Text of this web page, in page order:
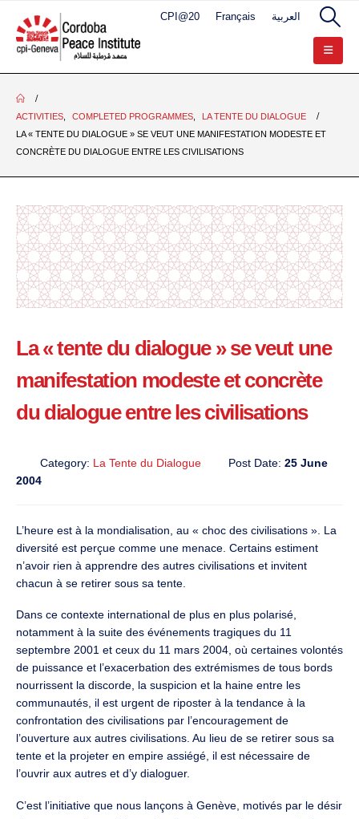
CPI@20 Français العربية
ACTIVITIES COMPLETED PROGRAMMES
LA TENTE DU DIALOGUE
LA « TENTE DU DIALOGUE » SE VEUT UNE MANIFESTATION MODESTE ET
CONCRÈTE DU DIALOGUE ENTRE LES CIVILISATIONS
La « tente du dialogue » se veut une
manifestation modeste et concrète
du dialogue entre les civilisations
Category: La Tente du Dialogue Post Date: 25 June
2004
L’heure est à la mondialisation, au « choc des civilisations ». La
diversité est perçue comme une menace. Certains estiment
n’avoir rien à apprendre des autres civilisations et invitent
chacun à se retirer sous sa tente.
Dans ce contexte international de plus en plus polarisé,
notamment à la suite des événements tragiques du 11
septembre 2001 et ceux du 11 mars 2004, où certaines volontés
de puissance et l’exacerbation des extrémismes de tous bords
nourrissent la discorde, la suspicion et la haine entre les
communautés, il est urgent de riposter à la tendance à la
confrontation des civilisations par l’encouragement de
l’ouverture aux autres civilisations. Au lieu de se retirer sous sa
tente et la projeter en empire assiégé, il est nécessaire de
l’ouvrir aux autres et d’y dialoguer.
C’est l’initiative que nous lançons à Genève, motivés par le désir